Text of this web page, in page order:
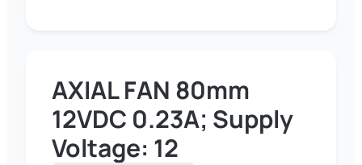
AXIAL FAN 80mm
12VDC 0.23A; Supply
Voltage: 12